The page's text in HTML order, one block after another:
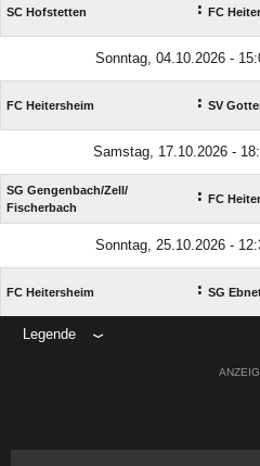
SC Hofstetten : FC
Sonntag, 04.10.2026 -
FC Heitersheim : SV
Samstag, 17.10.2026 -
SG Gengenbach/​Zell/​
Fischerbach
: FC
Sonntag, 25.10.2026 -
FC Heitersheim : SG
Legende